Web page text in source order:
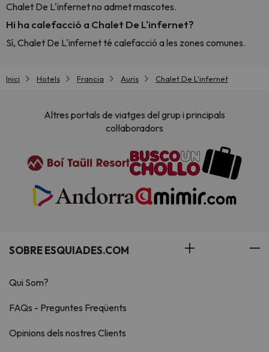
Chalet De L'infernet no admet mascotes.
Hi ha calefacció a Chalet De L'infernet?
Sí, Chalet De L'infernet té calefacció a les zones comunes.
Inici Hotels Francia Auris Chalet De L'infernet
Altres portals de viatges del grup i principals
col·laboradors
SOBRE ESQUIADES.COM
Qui Som?
FAQs - Preguntes Freqüents
Opinions dels nostres Clients